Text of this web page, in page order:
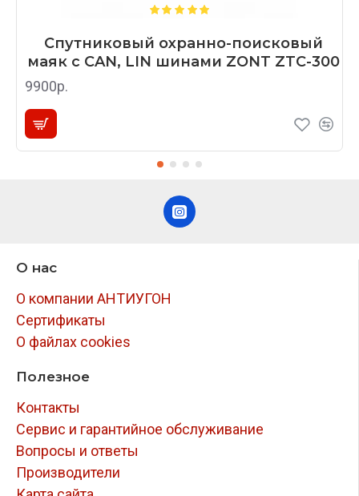
Спутниковый охранно-поисковый
маяк с CAN, LIN шинами ZONT ZTC-300
9900р.
О нас
О компании АНТИУГОН
Сертификаты
О файлах cookies
Полезное
Контакты
Сервис и гарантийное обслуживание
Вопросы и ответы
Производители